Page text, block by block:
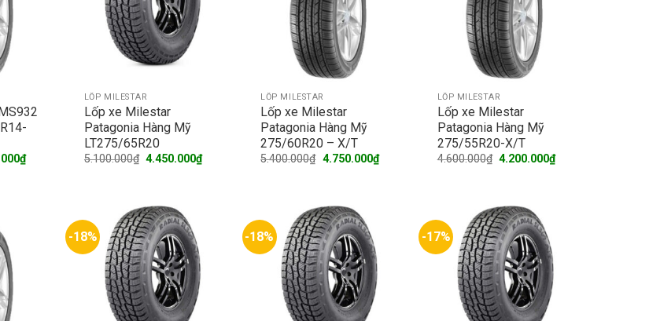
₫Current
price
LỐP MILESTAR
Lốp xe Milestar
Patagonia Hàng Mỹ
LT275/65R20
5.100.000₫ Original
4.450.000₫Current
price
LỐP MILESTAR
Lốp xe Milestar
Patagonia Hàng Mỹ
275/60R20 – X/T
5.400.000₫ Original
4.750.000₫Current
price
LỐP MILESTAR
Lốp xe Milestar
Patagonia Hàng Mỹ
275/55R20-X/T
4.600.000₫ Original
4.200.000₫Current
price
-18% -18% -17%